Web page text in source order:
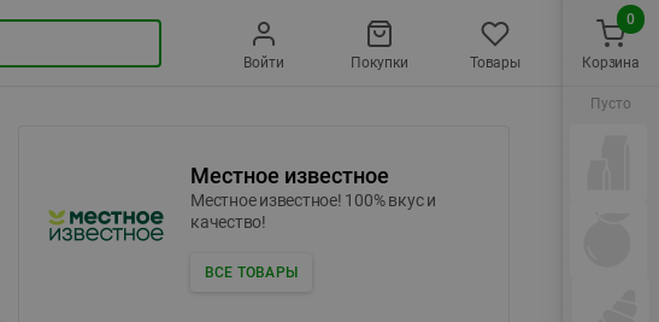
Войти Покупки Товары
Местное известное
Местное известное! 100% вкус и
качество!
ВСЕ ТОВАРЫ
Корзина
0
Пусто